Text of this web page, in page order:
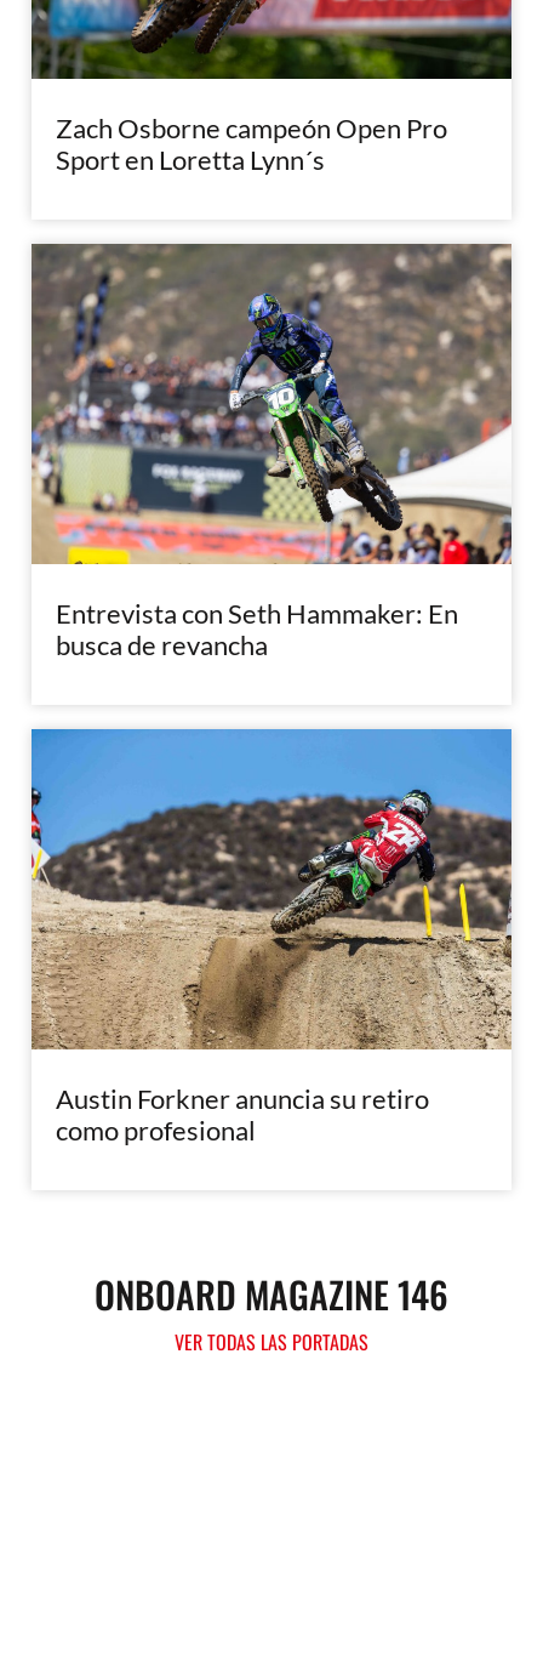
Zach Osborne campeón Open Pro
Sport en Loretta Lynn´s
Entrevista con Seth Hammaker: En
busca de revancha
Austin Forkner anuncia su retiro
como profesional
ONBOARD MAGAZINE 146
VER TODAS LAS PORTADAS